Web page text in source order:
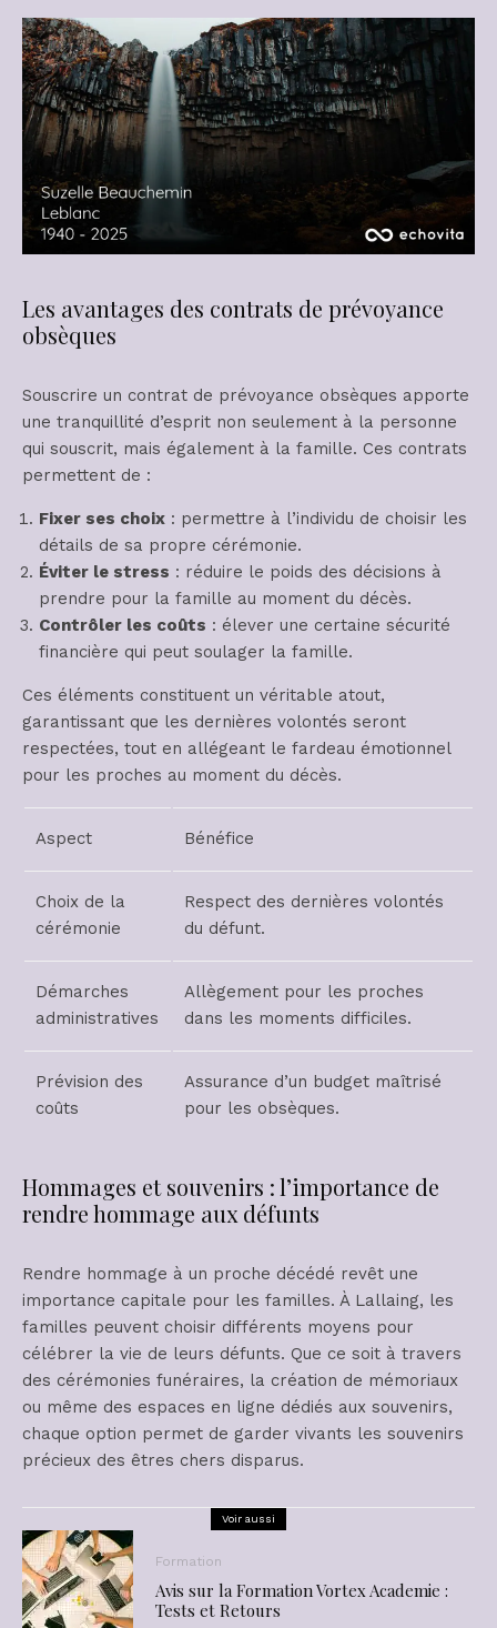
Les avantages des contrats de prévoyance
obsèques
Souscrire un contrat de prévoyance obsèques apporte
une tranquillité d’esprit non seulement à la personne
qui souscrit, mais également à la famille. Ces contrats
permettent de :
Fixer ses choix : permettre à l’individu de choisir les
détails de sa propre cérémonie.
Éviter le stress : réduire le poids des décisions à
prendre pour la famille au moment du décès.
Contrôler les coûts : élever une certaine sécurité
financière qui peut soulager la famille.
Ces éléments constituent un véritable atout,
garantissant que les dernières volontés seront
respectées, tout en allégeant le fardeau émotionnel
pour les proches au moment du décès.
Aspect Bénéfice
Choix de la
cérémonie
Respect des dernières volontés
du défunt.
Démarches
administratives
Allègement pour les proches
dans les moments difficiles.
Prévision des
coûts
Assurance d’un budget maîtrisé
pour les obsèques.
Hommages et souvenirs : l’importance de
rendre hommage aux défunts
Rendre hommage à un proche décédé revêt une
importance capitale pour les familles. À Lallaing, les
familles peuvent choisir différents moyens pour
célébrer la vie de leurs défunts. Que ce soit à travers
des cérémonies funéraires, la création de mémoriaux
ou même des espaces en ligne dédiés aux souvenirs,
chaque option permet de garder vivants les souvenirs
précieux des êtres chers disparus.
Voir aussi
Formation
Avis sur la Formation Vortex Academie :
Tests et Retours